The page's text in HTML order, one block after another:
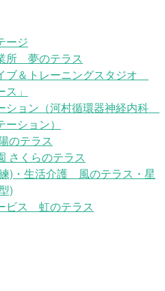
ージ
所 夢のテラス
ブ＆トレーニングスタジオ
」
ション（河村循環器神経内科
ション）
のテラス
さくらのテラス
)・生活介護 風のテラス・星
)
ビス 虹のテラス